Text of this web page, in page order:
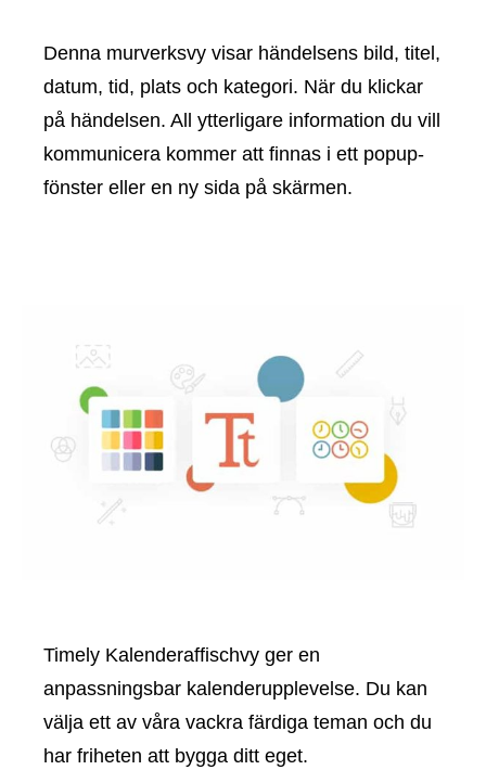
Denna murverksvy visar händelsens bild, titel,
datum, tid, plats och kategori. När du klickar
på händelsen. All ytterligare information du vill
kommunicera kommer att finnas i ett popup-
fönster eller en ny sida på skärmen.
Timely Kalenderaffischvy ger en
anpassningsbar kalenderupplevelse. Du kan
välja ett av våra vackra färdiga teman och du
har friheten att bygga ditt eget.